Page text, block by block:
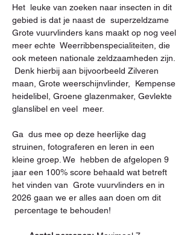
Het  leuke van zoeken naar insecten in dit
gebied is dat je naast de  superzeldzame
Grote vuurvlinders kans maakt op nog veel
meer echte  Weerribbenspecialiteiten, die
ook meteen nationale zeldzaamheden zijn.
Denk hierbij aan bijvoorbeeld Zilveren
maan, Grote weerschijnvlinder,  Kempense
heidelibel, Groene glazenmaker, Gevlekte
glanslibel en veel  meer.
Ga  dus mee op deze heerlijke dag
struinen, fotograferen en leren in een
kleine groep. We  hebben de afgelopen 9
jaar een 100% score behaald wat betreft
het vinden van  Grote vuurvlinders en in
2026 gaan we er alles aan doen om dit
percentage te behouden!